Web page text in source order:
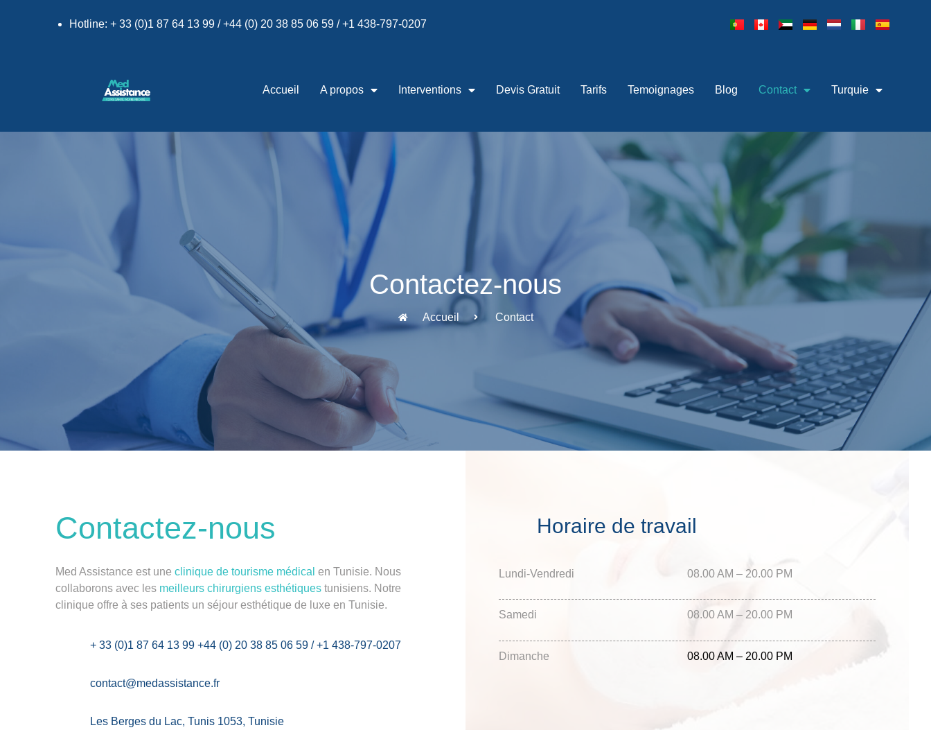
Hotline: + 33 (0)1 87 64 13 99 / +44 (0) 20 38 85 06 59 / +1 438-797-0207
Accueil A propos Interventions Devis Gratuit Tarifs Temoignages Blog Contact Turquie
Contactez-nous
Accueil Contact
Contactez-nous
Med Assistance est une clinique de tourisme médical en Tunisie. Nous
collaborons avec les meilleurs chirurgiens esthétiques tunisiens. Notre
clinique offre à ses patients un séjour esthétique de luxe en Tunisie.
+ 33 (0)1 87 64 13 99 +44 (0) 20 38 85 06 59 / +1 438-797-0207
contact@medassistance.fr
Les Berges du Lac, Tunis 1053, Tunisie
Horaire de travail
Lundi-Vendredi 08.00 AM – 20.00 PM
Samedi 08.00 AM – 20.00 PM
Dimanche 08.00 AM – 20.00 PM